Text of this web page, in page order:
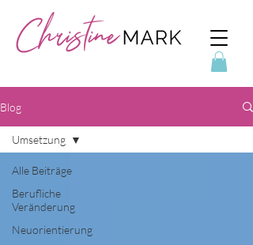
Blog
Alle Beiträge
Berufliche
Veränderung
Neuorientierung
Umsetzung